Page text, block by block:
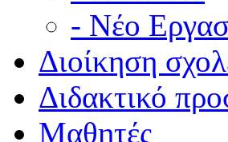
- Νέο
Διοίκηση
Διδακτικό
Μαθητές